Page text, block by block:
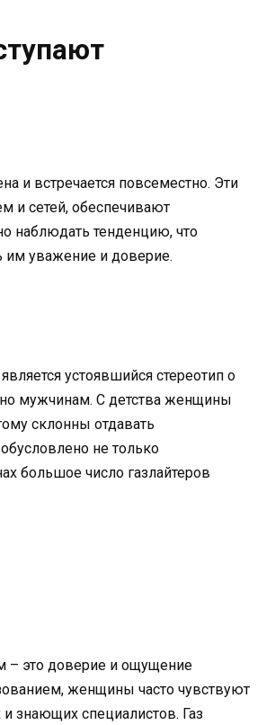
и встречается повсеместно. Эти
и сетей, обеспечивают
наблюдать тенденцию, что
им уважение и доверие.
устоявшийся стереотип о
мужчинам. С детства женщины
склонны отдавать
не только
большое число газлайтеров
– это доверие и ощущение
женщины часто чувствуют
знающих специалистов. Газ